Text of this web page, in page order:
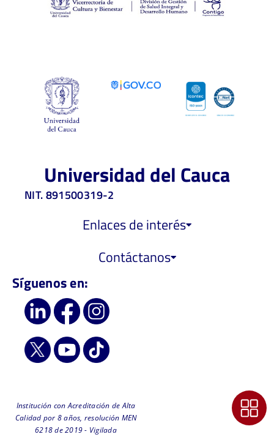
Universidad del Cauca
NIT. 891500319-2
Enlaces de interés
Contáctanos
Síguenos en:
Institución con Acreditación de Alta
Calidad por 8 años, resolución MEN
6218 de 2019 - Vigilada